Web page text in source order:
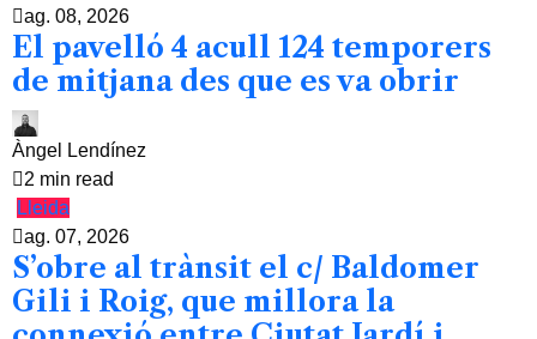
ag. 08, 2026
El pavelló 4 acull 124 temporers
de mitjana des que es va obrir
Àngel Lendínez
2 min read
Lleida
ag. 07, 2026
S’obre al trànsit el c/ Baldomer
Gili i Roig, que millora la